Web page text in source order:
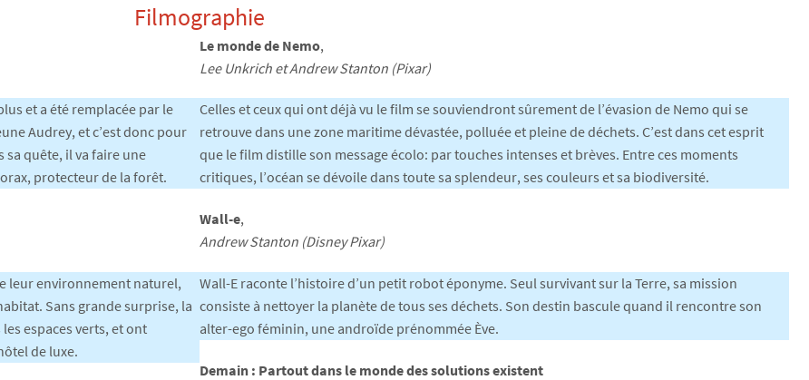
Filmographie
et a été remplacée par le
Audrey, et c’est donc pour
sa quête, il va faire une
protecteur de la forêt.
leur environnement naturel,
Sans grande surprise, la
espaces verts, et ont
de luxe.
Le monde de Nemo,
Lee Unkrich et Andrew Stanton (Pixar)
Celles et ceux qui ont déjà vu le film se souviendront sûrement de l’évasion de Nemo qui se
retrouve dans une zone maritime dévastée, polluée et pleine de déchets. C’est dans cet esprit
que le film distille son message écolo: par touches intenses et brèves. Entre ces moments
critiques, l’océan se dévoile dans toute sa splendeur, ses couleurs et sa biodiversité.
Wall-e,
Andrew Stanton (Disney Pixar)
Wall-E raconte l’histoire d’un petit robot éponyme. Seul survivant sur la Terre, sa mission
consiste à nettoyer la planète de tous ses déchets. Son destin bascule quand il rencontre son
alter-ego féminin, une androïde prénommée Ève.
Demain : Partout dans le monde des solutions existent